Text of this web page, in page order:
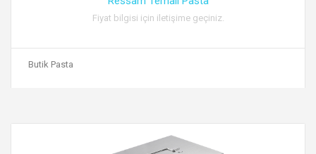
Fiyat bilgisi için iletişime geçiniz.
Butik Pasta